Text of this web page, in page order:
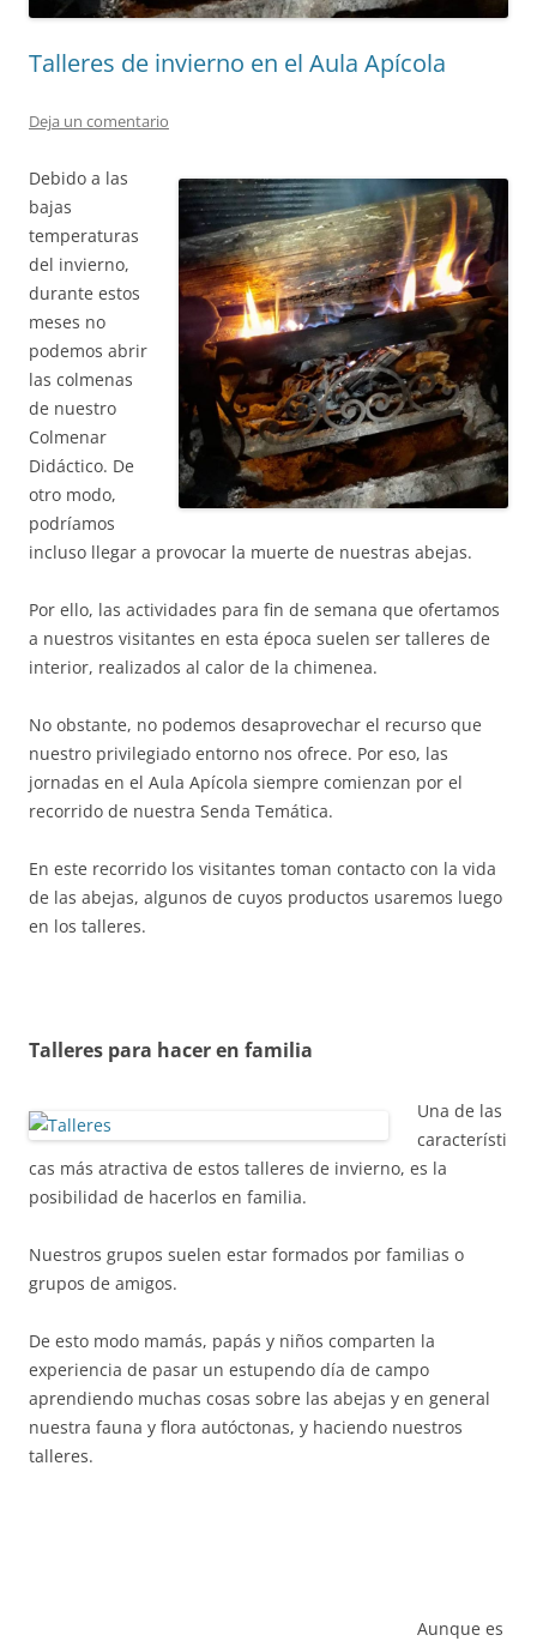
Talleres de invierno en el Aula Apícola
Deja un comentario
Debido a las
bajas
temperaturas
del invierno,
durante estos
meses no
podemos abrir
las colmenas
de nuestro
Colmenar
Didáctico. De
otro modo,
podríamos
incluso llegar a provocar la muerte de nuestras abejas.
Por ello, las actividades para fin de semana que ofertamos
a nuestros visitantes en esta época suelen ser talleres de
interior, realizados al calor de la chimenea.
No obstante, no podemos desaprovechar el recurso que
nuestro privilegiado entorno nos ofrece. Por eso, las
jornadas en el Aula Apícola siempre comienzan por el
recorrido de nuestra Senda Temática.
En este recorrido los visitantes toman contacto con la vida
de las abejas, algunos de cuyos productos usaremos luego
en los talleres.
Talleres para hacer en familia
Una de las
característi
cas más atractiva de estos talleres de invierno, es la
posibilidad de hacerlos en familia.
Nuestros grupos suelen estar formados por familias o
grupos de amigos.
De esto modo mamás, papás y niños comparten la
experiencia de pasar un estupendo día de campo
aprendiendo muchas cosas sobre las abejas y en general
nuestra fauna y flora autóctonas, y haciendo nuestros
talleres.
Aunque es